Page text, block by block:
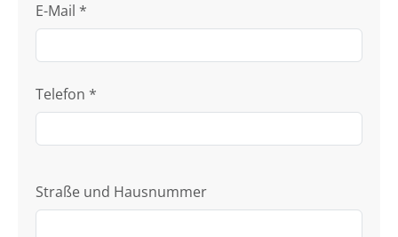
E-Mail *
Telefon *
Straße und Hausnummer